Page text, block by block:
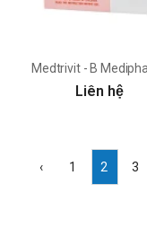
Medtrivit - B
Liên hệ
‹ 1 2 3